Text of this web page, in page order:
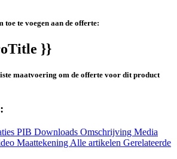
te voegen aan de offerte:
}}
maatvoering om de offerte voor dit product
PIB Downloads Omschrijving Media
Maattekening Alle artikelen Gerelateerde